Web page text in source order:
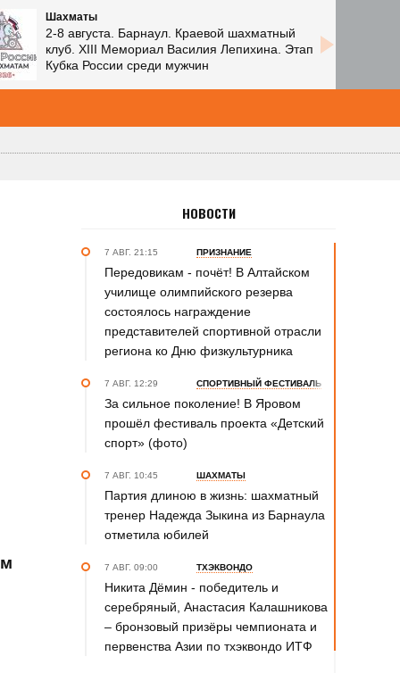
Шахматы
2-8 августа. Барнаул. Краевой шахматный
клуб. XIII Мемориал Василия Лепихина. Этап
Кубка России среди мужчин
НОВОСТИ
7 АВГ. 21:15 ПРИЗНАНИЕ
Передовикам - почёт! В Алтайском
училище олимпийского резерва
состоялось награждение
представителей спортивной отрасли
региона ко Дню физкультурника
7 АВГ. 12:29 СПОРТИВНЫЙ ФЕСТИВАЛЬ
За сильное поколение! В Яровом
прошёл фестиваль проекта «Детский
спорт» (фото)
7 АВГ. 10:45 ШАХМАТЫ
Партия длиною в жизнь: шахматный
тренер Надежда Зыкина из Барнаула
отметила юбилей
7 АВГ. 09:00 ТХЭКВОНДО
Никита Дёмин - победитель и
серебряный, Анастасия Калашникова
– бронзовый призёры чемпионата и
первенства Азии по тхэквондо ИТФ